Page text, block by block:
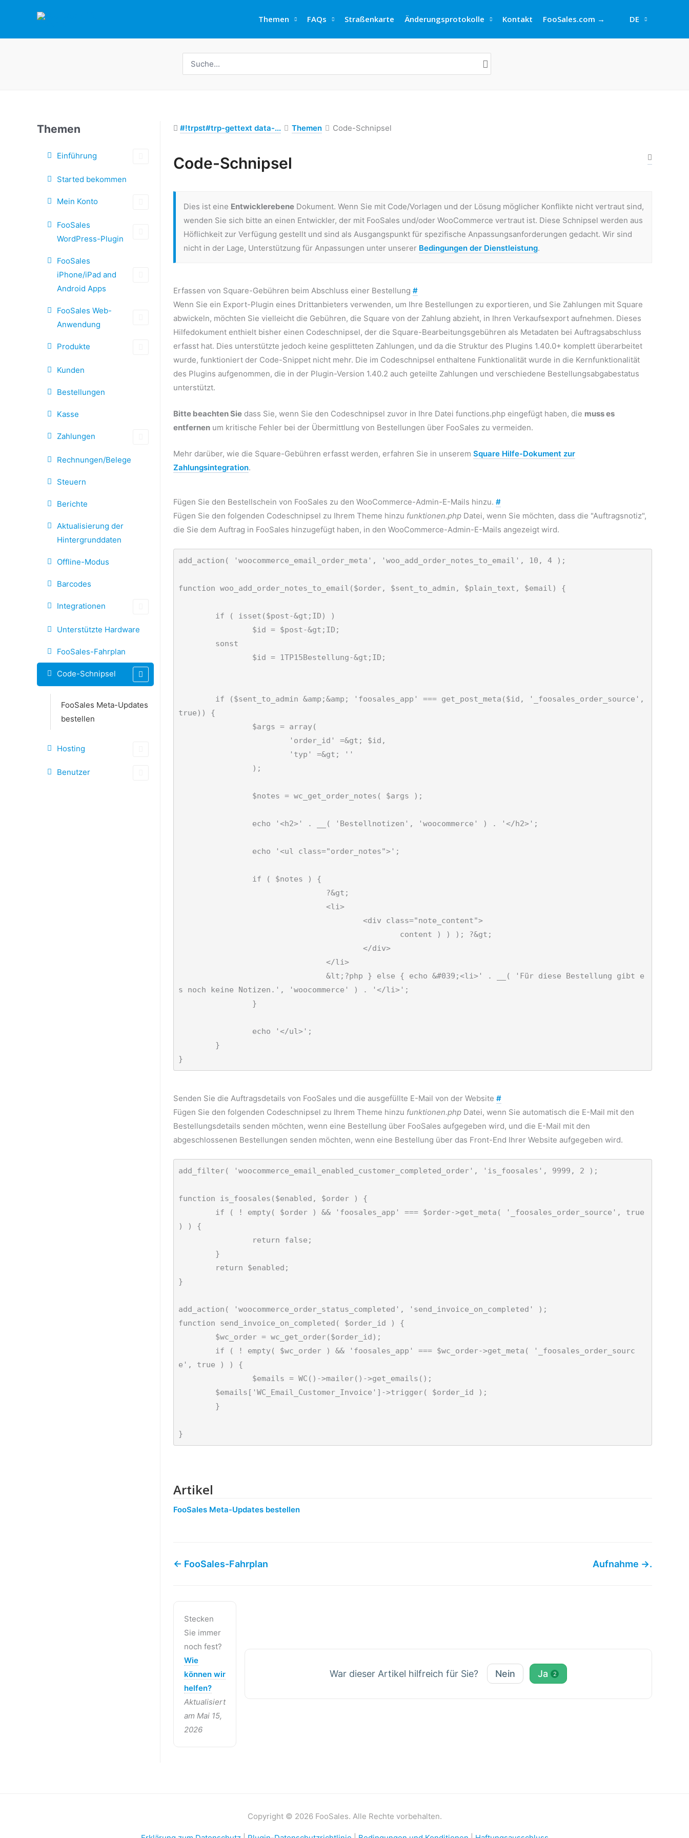
Themen FAQs Straßenkarte Änderungsprotokolle Kontakt FooSales.com → DE
nach:
Themen
Einführung
Started bekommen
Mein Konto
FooSales
WordPress-Plugin
FooSales
iPhone/iPad and
Android Apps
FooSales Web-
Anwendung
Produkte
Kunden
Bestellungen
Kasse
Zahlungen
Rechnungen/Belege
Steuern
Berichte
Aktualisierung der
Hintergrunddaten
Offline-Modus
Barcodes
Integrationen
Unterstützte Hardware
FooSales-Fahrplan
Code-Schnipsel
FooSales Meta-Updates
bestellen
Hosting
Benutzer
#!trpst#trp-gettext data-... Themen Code-Schnipsel
Code-Schnipsel
Dies ist eine Entwicklerebene Dokument. Wenn Sie mit Code/Vorlagen und der Lösung möglicher Konflikte nicht vertraut sind,
wenden Sie sich bitte an einen Entwickler, der mit FooSales und/oder WooCommerce vertraut ist. Diese Schnipsel werden aus
Höflichkeit zur Verfügung gestellt und sind als Ausgangspunkt für spezifische Anpassungsanforderungen gedacht. Wir sind
nicht in der Lage, Unterstützung für Anpassungen unter unserer Bedingungen der Dienstleistung.
Erfassen von Square-Gebühren beim Abschluss einer Bestellung #
Wenn Sie ein Export-Plugin eines Drittanbieters verwenden, um Ihre Bestellungen zu exportieren, und Sie Zahlungen mit Square
abwickeln, möchten Sie vielleicht die Gebühren, die Square von der Zahlung abzieht, in Ihren Verkaufsexport aufnehmen. Dieses
Hilfedokument enthielt bisher einen Codeschnipsel, der die Square-Bearbeitungsgebühren als Metadaten bei Auftragsabschluss
erfasst hat. Dies unterstützte jedoch keine gesplitteten Zahlungen, und da die Struktur des Plugins 1.40.0+ komplett überarbeitet
wurde, funktioniert der Code-Snippet nicht mehr. Die im Codeschnipsel enthaltene Funktionalität wurde in die Kernfunktionalität
des Plugins aufgenommen, die in der Plugin-Version 1.40.2 auch geteilte Zahlungen und verschiedene Bestellungsabgabestatus
unterstützt.
Bitte beachten Sie dass Sie, wenn Sie den Codeschnipsel zuvor in Ihre Datei functions.php eingefügt haben, die muss es
entfernen um kritische Fehler bei der Übermittlung von Bestellungen über FooSales zu vermeiden.
Mehr darüber, wie die Square-Gebühren erfasst werden, erfahren Sie in unserem Square Hilfe-Dokument zur
Zahlungsintegration.
Fügen Sie den Bestellschein von FooSales zu den WooCommerce-Admin-E-Mails hinzu. #
Fügen Sie den folgenden Codeschnipsel zu Ihrem Theme hinzu funktionen.php Datei, wenn Sie möchten, dass die "Auftragsnotiz",
die Sie dem Auftrag in FooSales hinzugefügt haben, in den WooCommerce-Admin-E-Mails angezeigt wird.
add_action( 'woocommerce_email_order_meta', 'woo_add_order_notes_to_email', 10, 4 );
function woo_add_order_notes_to_email($order, $sent_to_admin, $plain_text, $email) {
true)) {
s noch keine Notizen.', 'woocommerce' ) . '</li>';
}
Senden Sie die Auftragsdetails von FooSales und die ausgefüllte E-Mail von der Website #
Fügen Sie den folgenden Codeschnipsel zu Ihrem Theme hinzu funktionen.php Datei, wenn Sie automatisch die E-Mail mit den
Bestellungsdetails senden möchten, wenn eine Bestellung über FooSales aufgegeben wird, und die E-Mail mit den
abgeschlossenen Bestellungen senden möchten, wenn eine Bestellung über das Front-End Ihrer Website aufgegeben wird.
add_filter( 'woocommerce_email_enabled_customer_completed_order', 'is_foosales', 9999, 2 );
function is_foosales($enabled, $order ) {
) ) {
}
add_action( 'woocommerce_order_status_completed', 'send_invoice_on_completed' );
function send_invoice_on_completed( $order_id ) {
e', true ) ) {
}
Artikel
FooSales Meta-Updates bestellen
Navigation
← FooSales-Fahrplan Aufnahme →.
Stecken
Sie immer
noch fest?
Wie
können wir
helfen?
Aktualisiert
am Mai 15,
2026
War dieser Artikel hilfreich für Sie? Nein Ja 2
Copyright © 2026 FooSales. Alle Rechte vorbehalten.